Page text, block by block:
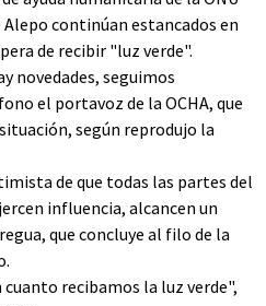
continúan estancados en
de recibir "luz verde".
novedades, seguimos
el portavoz de la OCHA, que
según reprodujo la
de que todas las partes del
influencia, alcancen un
que concluye al filo de la
recibamos la luz verde",